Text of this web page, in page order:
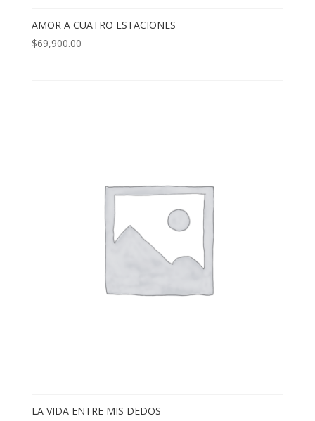
AMOR A CUATRO ESTACIONES
$69,900.00
LA VIDA ENTRE MIS DEDOS